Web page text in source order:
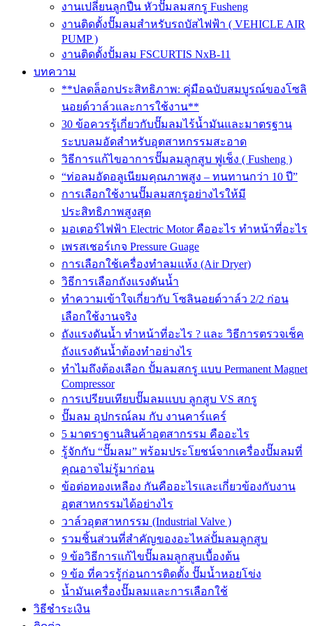
งานเปลี่ยนลูกปืน หัวปั๊มลมสกรู Fusheng
งานติดตั้งปั๊มลมสำหรับรถบัสไฟฟ้า ( VEHICLE AIR
PUMP )
งานติดตั้งปั้มลม FSCURTIS NxB-11
บทความ
**ปลดล็อกประสิทธิภาพ: คู่มือฉบับสมบูรณ์ของโซลิ
นอยด์วาล์วและการใช้งาน**
30 ข้อควรรู้เกี่ยวกับปั๊มลมไร้น้ำมันและมาตรฐาน
ระบบลมอัดสำหรับอุตสาหกรรมสะอาด
วิธีการแก้ไขอาการปั๊มลมลูกสูบ ฟูเช็ง ( Fusheng )
“ท่อลมอัดอลูเนียมคุณภาพสูง – ทนทานกว่า 10 ปี”
การเลือกใช้งานปั๊มลมสกรูอย่างไรให้มี
ประสิทธิภาพสูงสุด
มอเตอร์ไฟฟ้า Electric Motor คืออะไร ทำหน้าที่อะไร
เพรสเชอร์เกจ Pressure Guage
การเลือกใช้เครื่องทำลมแห้ง (Air Dryer)
วิธีการเลือกถังแรงดันน้ำ
ทำความเข้าใจเกี่ยวกับ โซลินอยด์วาล์ว 2/2 ก่อน
เลือกใช้งานจริง
ถังแรงดันน้ำ ทำหน้าที่อะไร ? และ วิธีการตรวจเช็ค
ถังแรงดันน้ำต้องทำอย่างไร
ทำไมถึงต้องเลือก ปั้มลมสกรู แบบ Permanent Magnet
Compressor
การเปรียบเทียบปั๊มลมแบบ ลูกสูบ VS สกรู
ปั๊มลม อุปกรณ์ลม กับ งานคาร์แคร์
5 มาตราฐานสินค้าอุตสากรรม คืออะไร
รู้จักกับ “ปั๊มลม” พร้อมประโยชน์จากเครื่องปั๊มลมที่
คุณอาจไม่รู้มาก่อน
ข้อต่อทองเหลือง กันคืออะไรและเกี่ยวข้องกับงาน
อุตสาหกรรมได้อย่างไร
วาล์วอุตสาหกรรม (Industrial Valve )
รวมชิ้นส่วนที่สำคัญของอะไหล่ปั้มลมลูกสูบ
9 ข้อวิธีการแก้ไขปั๊มลมลูกสูบเบื้องต้น
9 ข้อ ที่ควรรู้ก่อนการติดตั้ง ปั๊มน้ำหอยโข่ง
น้ำมันเครื่องปั๊มลมและการเลือกใช้
วิธีชำระเงิน